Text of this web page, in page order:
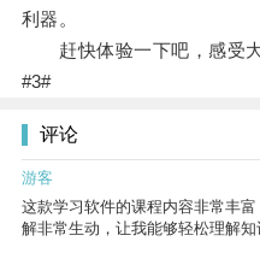
利器。
赶快体验一下吧，感受大
#3#
评论
游客
这款学习软件的课程内容非常丰
解非常生动，让我能够轻松理解知